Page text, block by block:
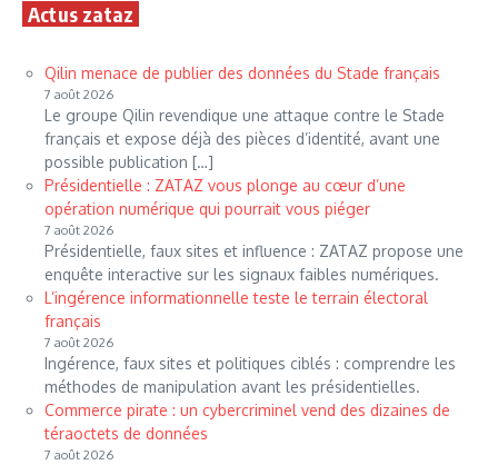
Actus zataz
Qilin menace de publier des données du Stade français
7 août 2026
Le groupe Qilin revendique une attaque contre le Stade
français et expose déjà des pièces d’identité, avant une
possible publication […]
Présidentielle : ZATAZ vous plonge au cœur d’une
opération numérique qui pourrait vous piéger
7 août 2026
Présidentielle, faux sites et influence : ZATAZ propose une
enquête interactive sur les signaux faibles numériques.
L’ingérence informationnelle teste le terrain électoral
français
7 août 2026
Ingérence, faux sites et politiques ciblés : comprendre les
méthodes de manipulation avant les présidentielles.
Commerce pirate : un cybercriminel vend des dizaines de
téraoctets de données
7 août 2026